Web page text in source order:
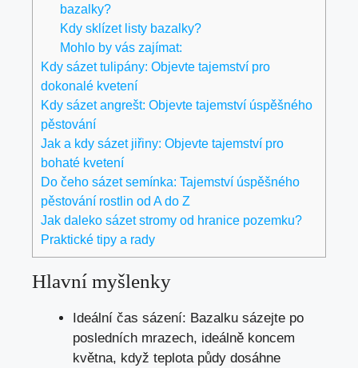
bazalky?
Kdy sklízet listy bazalky?
Mohlo by vás zajímat:
Kdy sázet tulipány: Objevte tajemství pro
dokonalé kvetení
Kdy sázet angrešt: Objevte tajemství úspěšného
pěstování
Jak a kdy sázet jiřiny: Objevte tajemství pro
bohaté kvetení
Do čeho sázet semínka: Tajemství úspěšného
pěstování rostlin od A do Z
Jak daleko sázet stromy od hranice pozemku?
Praktické tipy a rady
Hlavní myšlenky
Ideální čas sázení: Bazalku sázejte po
posledních mrazech, ideálně koncem
května, když teplota půdy dosáhne